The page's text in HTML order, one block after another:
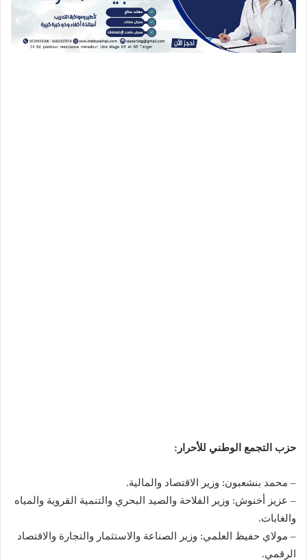
حزب التجمع الوطني للأحرار:
– محمد بنشعبون: وزير الاقتصاد والمالية.
– عزيز أخنوش: وزير الفلاحة والصيد البحري والتنمية القروية والمياه
والغابات.
– مولاي حفيظ العلمي: وزير الصناعة والاستثمار والتجارة والاقتصاد
الرقمي.